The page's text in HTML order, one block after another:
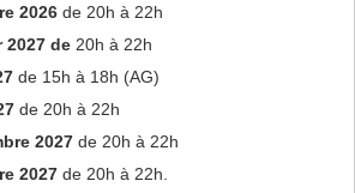
2026de 20h à 22h
2027 de20h à 22h
de 15h à 18h (AG)
de 20h à 22h
2027de 20h à 22h
2027de 20h à 22h.